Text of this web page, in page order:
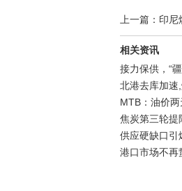
上一篇：印
相关资讯
接力保供，“
北港去库加速
MTB：油价
焦炭第三轮提
供应硬缺口引
港口市场不再